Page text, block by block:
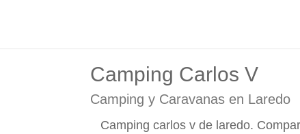
Camping Carlos V
Camping y Caravanas en Laredo
Camping carlos v de laredo.